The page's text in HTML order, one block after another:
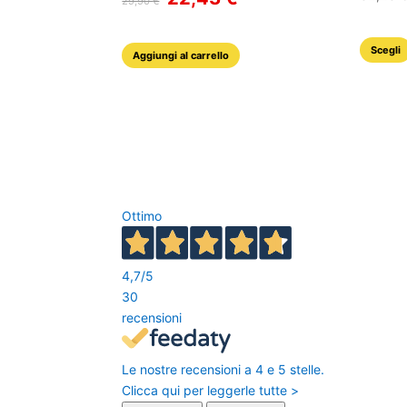
prezzo
29,90 €.
22,43 €.
Aggiungi al carrello Scegli
Ottimo
4,7/5
30
recensioni
Le nostre recensioni a 4 e 5 stelle.
Clicca qui per leggerle tutte >